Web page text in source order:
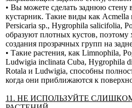
• Вы можете сделать заднюю стену
кустарник. Такие виды как Acmella
Persicaria sp., Hygrophila salicifolia,
образуют плотных кустов, поэтому
создания прозрачных групп на
• Такие растения, как Limnophila,
Ludwigia inclinata Cuba, Hygrophila
Rotala и Ludwigia, способны
когда они приближаются к
11. НЕ ИСПОЛЬЗУЙТЕ